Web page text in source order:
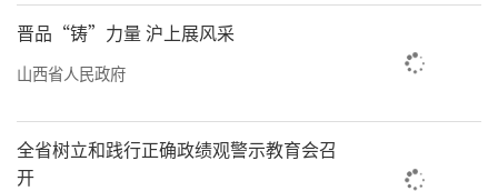
晋品“铸”力量 沪上展风采
山西省人民政府
全省树立和践行正确政绩观警示教育会召
开